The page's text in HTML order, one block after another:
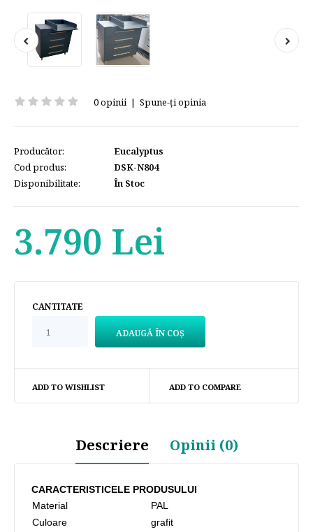
0 opinii| Spune-ţi opinia
Producător:
Eucalyptus
Cod produs:
DSK-N804
Disponibilitate:
În Stoc
3.790 Lei
CANTITATE
ADD TO WISHLIST ADD TO COMPARE
Descriere Opinii (0)
CARACTERISTICELE PRODUSULUI
Material
PAL
Culoare
grafit